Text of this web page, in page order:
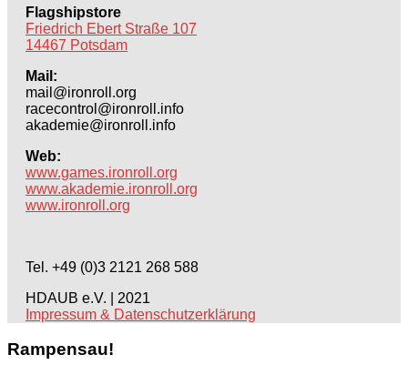
Flagshipstore
Friedrich Ebert Straße 107
14467 Potsdam
Mail:
mail@ironroll.org
racecontrol@ironroll.info
akademie@ironroll.info
Web:
www.games.ironroll.org
www.akademie.ironroll.org
www.ironroll.org
Tel. +49 (0)3 2121 268 588
HDAUB e.V. | 2021
Impressum & Datenschutzerklärung
Rampensau!